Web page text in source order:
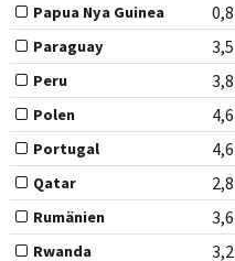
Papua Nya Guinea 0,8
Paraguay 3,5
Peru 3,8
Polen 4,6
Portugal 4,6
Qatar 2,8
Rumänien 3,6
Rwanda 3,2